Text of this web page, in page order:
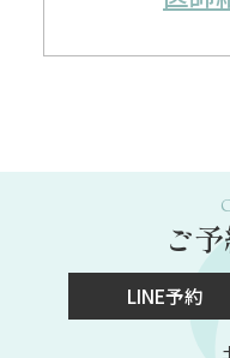
ご
LINE予約